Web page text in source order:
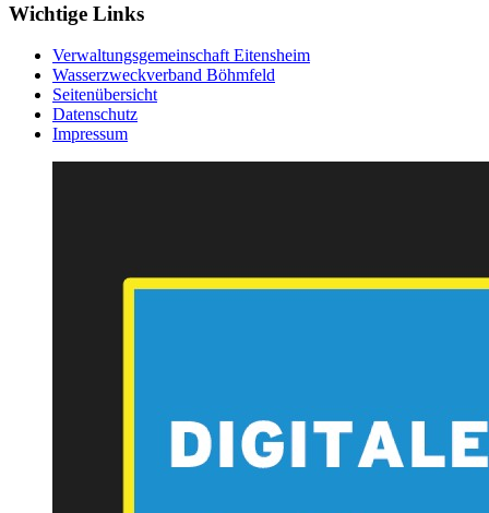
Wichtige Links
Verwaltungsgemeinschaft Eitensheim
Wasserzweckverband Böhmfeld
Seitenübersicht
Datenschutz
Impressum